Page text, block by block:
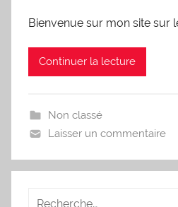
Bienvenue sur mon site sur
Continuer la lecture
Non classé
Laisser un commentaire